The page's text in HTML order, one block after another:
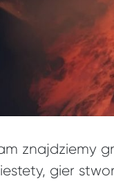
znajdziemy
gier